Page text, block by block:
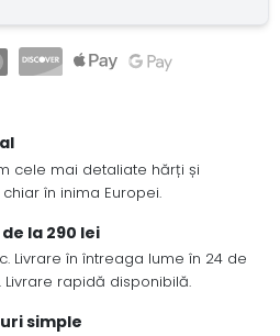
cele mai detaliate hărți și
în inima Europei.
la 290 lei
Livrare în întreaga lume în 24 de
rapidă disponibilă.
simple